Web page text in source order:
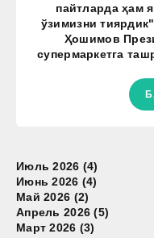
пайтларда ҳам
ўзимизни
Ҳошимов
супермаркетга
Июль 2026 (4)
Июнь 2026 (4)
Май 2026 (2)
Апрель 2026 (5)
Март 2026 (3)